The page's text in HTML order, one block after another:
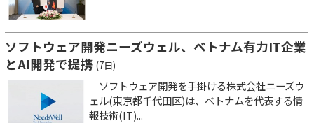
ソフトウェア開発ニーズウェル、ベトナム有力IT企業
とAI開発で提携 (7日)
ソフトウェア開発を手掛ける株式会社ニーズウ
ェル(東京都千代田区)は、ベトナムを代表する情
報技術(IT)...